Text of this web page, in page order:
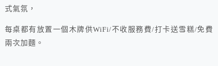
式氣氛，
每桌都有放置一個木牌供WiFi/不收服務費/打卡送雪糕/免費
兩次加麵。